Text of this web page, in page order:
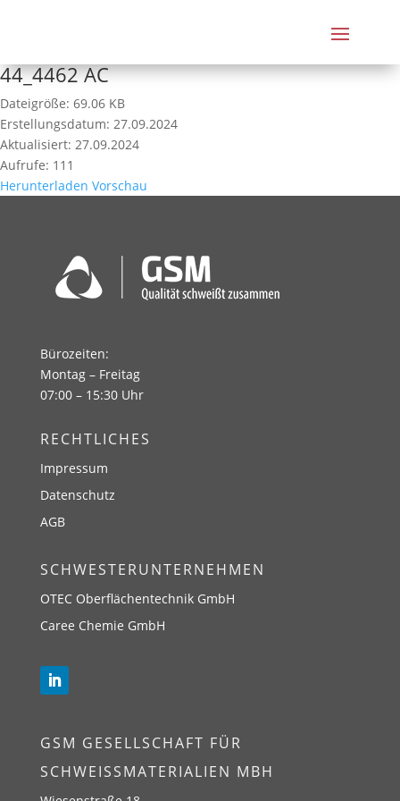
44_4462 AC
Dateigröße: 69.06 KB
Erstellungsdatum: 27.09.2024
Aktualisiert: 27.09.2024
Aufrufe: 111
Herunterladen Vorschau
Bürozeiten:
Montag – Freitag
07:00 – 15:30 Uhr
RECHTLICHES
Impressum
Datenschutz
AGB
SCHWESTERUNTERNEHMEN
OTEC Oberflächentechnik GmbH
Caree Chemie GmbH
GSM GESELLSCHAFT FÜR
SCHWEISSMATERIALIEN MBH